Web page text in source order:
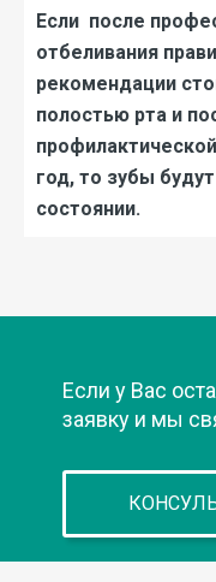
Если после
отбеливания
рекомендации
полостью рта и
год, то зубы
состоянии.
Если у Вас
заявку и мы